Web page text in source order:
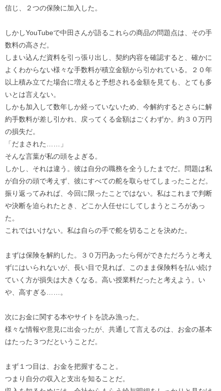
信じ、２つの保険に加入した。
しかしYouTubeで中田さんが語るこれらの商品の問題点は、その手
数料の高さだ。
しまい込んだ資料を引っ張り出し、契約内容を確認すると、確かに
よくわからない様々な手数料が積立金額から引かれている。２０年
以上積み立てた場合に増えると予想される金額を見ても、とても多
いとは言えない。
しかも加入して数年しか経っていないため、今解約するとさらに解
約手数料が差し引かれ、戻ってくる金額はごくわずか。約３０万円
の損失だ。
「だまされた……」
そんな言葉が私の頭をよぎる。
しかし、それは違う。彼は自分の職務を全うしたまでだ。問題は私
が自分の頭で考えず、彼にすべての舵を取らせてしまったことだ。
振り返ってみれば、今回に限ったことではない。私はこれまで判断
や決断を迫られたとき、どこか人任せにしてしまうところがあっ
た。
これではいけない。私は自らの手で舵を切ることを決めた。
まずは保険を解約した。３０万円あったら何ができただろうと考え
ずにはいられないが、長い目で見れば、このまま保険料を払い続け
ていく方が損失は大きくなる。高い授業料だったと考えよう。い
や、高すぎる……。
次にお金に関する本やサイトを読み漁った。
様々な情報や意見に出会ったが、共通して言えるのは、お金の基本
はたった３つだということだ。
まず１つ目は、お金を把握すること。
つまり自分の収入と支出を知ることだ。